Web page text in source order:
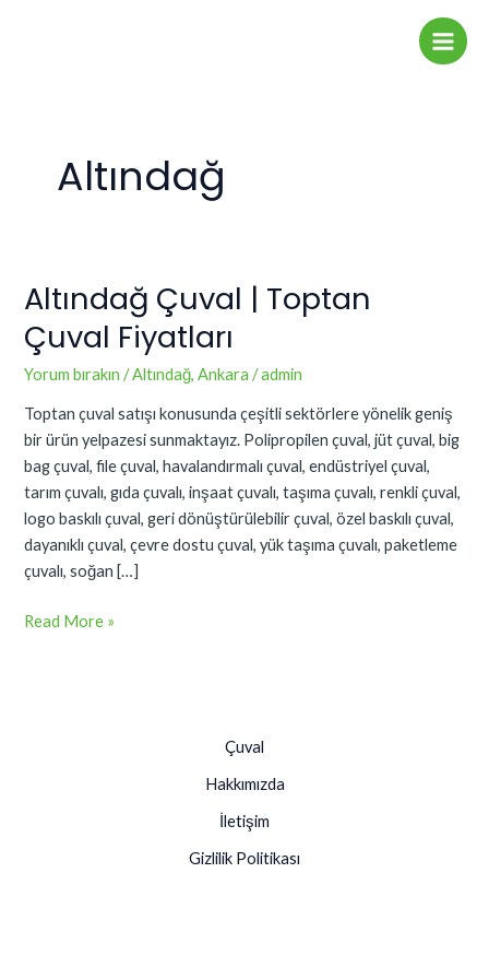
Main
Altındağ
Altındağ Çuval | Toptan
Çuval Fiyatları
Yorum bırakın /Altındağ,Ankara /admin
Toptan çuval satışı konusunda çeşitli sektörlere yönelik geniş
bir ürün yelpazesi sunmaktayız. Polipropilen çuval, jüt çuval, big
bag çuval, file çuval, havalandırmalı çuval, endüstriyel çuval,
tarım çuvalı, gıda çuvalı, inşaat çuvalı, taşıma çuvalı, renkli çuval,
logo baskılı çuval, geri dönüştürülebilir çuval, özel baskılı çuval,
dayanıklı çuval, çevre dostu çuval, yük taşıma çuvalı, paketleme
çuvalı, soğan […]
Altındağ
|
Toptan
Fiyatları
Read More »
Çuval
Hakkımızda
İletişim
Gizlilik Politikası